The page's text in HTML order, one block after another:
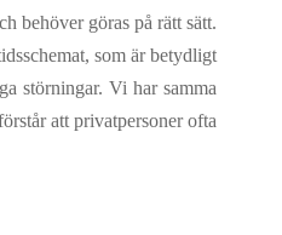
behöver göras på rätt sätt.
som är betydligt
störningar. Vi har samma
att privatpersoner ofta